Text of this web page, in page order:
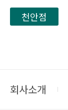
천안점
회사소개